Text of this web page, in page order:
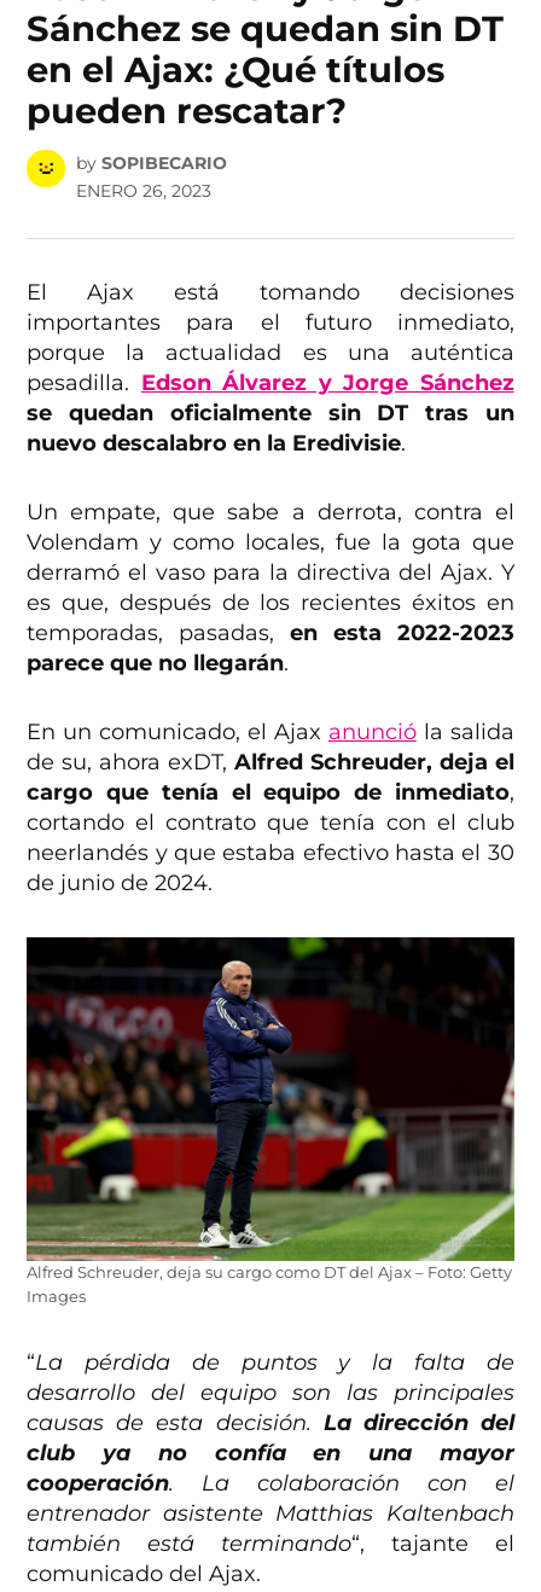
Sánchez se quedan sin DT
en el Ajax: ¿Qué títulos
pueden rescatar?
by SOPIBECARIO
ENERO 26, 2023
El Ajax está tomando decisiones
importantes para el futuro inmediato,
porque la actualidad es una auténtica
pesadilla. Edson Álvarez y Jorge Sánchez
se quedan oficialmente sin DT tras un
nuevo descalabro en la Eredivisie.
Un empate, que sabe a derrota, contra el
Volendam y como locales, fue la gota que
derramó el vaso para la directiva del Ajax. Y
es que, después de los recientes éxitos en
temporadas, pasadas, en esta 2022-2023
parece que no llegarán.
En un comunicado, el Ajax anuncióla salida
de su, ahora exDT, Alfred Schreuder, deja el
cargo que tenía el equipo de inmediato,
cortando el contrato que tenía con el club
neerlandés y que estaba efectivo hasta el 30
de junio de 2024.
Alfred Schreuder, deja su cargo como DT del Ajax – Foto: Getty
Images
“La pérdida de puntos y la falta de
desarrollo del equipo son las principales
causas de esta decisión. La dirección del
club ya no confía en una mayor
cooperación. La colaboración con el
entrenador asistente Matthias Kaltenbach
también está terminando“, tajante el
comunicado del Ajax.